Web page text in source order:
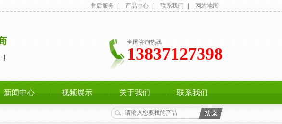
售后服务 产品中心 联系我们 网站地图
全国咨询热线
13837127398
新闻中心 视频展示 关于我们 联系我们